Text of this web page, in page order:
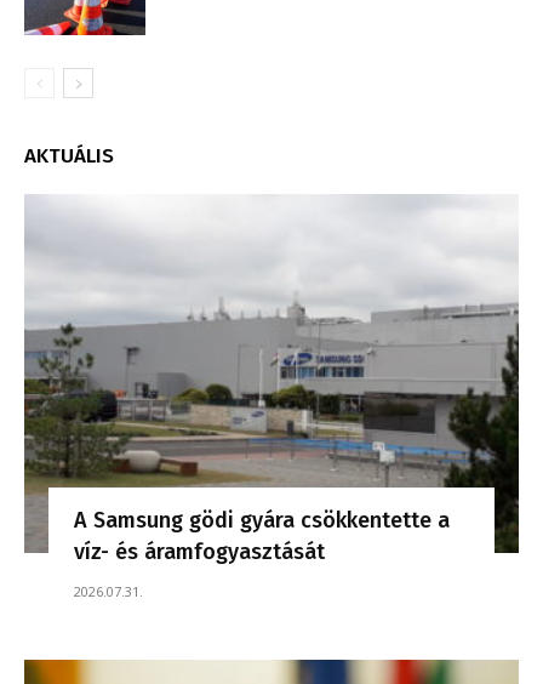
AKTUÁLIS
A Samsung gödi gyára csökkentette a
víz- és áramfogyasztását
2026.07.31.